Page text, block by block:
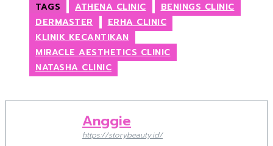
TAGS ATHENA CLINIC
BENINGS CLINIC
DERMASTER
ERHA CLINIC
KLINIK KECANTIKAN
MIRACLE AESTHETICS CLINIC
NATASHA CLINIC
Anggie
https://storybeauty.id/